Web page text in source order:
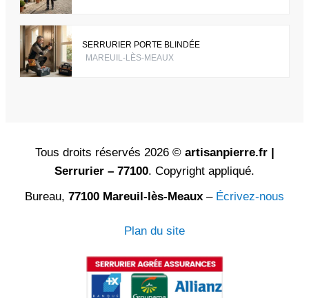
SERRURIER PORTE BLINDÉE
MAREUIL-LÈS-MEAUX
Tous droits réservés 2026 © artisanpierre.fr |
Serrurier – 77100. Copyright appliqué.
Bureau, 77100 Mareuil-lès-Meaux – Écrivez-nous
Plan du site